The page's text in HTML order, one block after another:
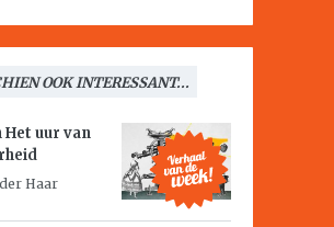
OOK INTERESSANT...
Het uur van
Haar